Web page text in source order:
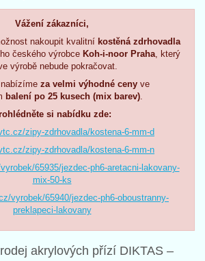
Vážení zákazníci,
nakoupit kvalitní kostěná zdrhovadla
českého výrobce Koh-i-noor Praha , který
výrobě nebude pokračovat.
za velmi výhodné ceny ve
balení po 25 kusech (mix barev).
si nabídku zde:
zipy-zdrhovadla/kostena-6-mm-d
zipy-zdrhovadla/kostena-6-mm-n
65935/jezdec-ph6-aretacni-lakovany-
mix-50-ks
vyrobek/65940/jezdec-ph6-oboustranny-
preklapeci-lakovany
akrylových přízí DIKTAS –